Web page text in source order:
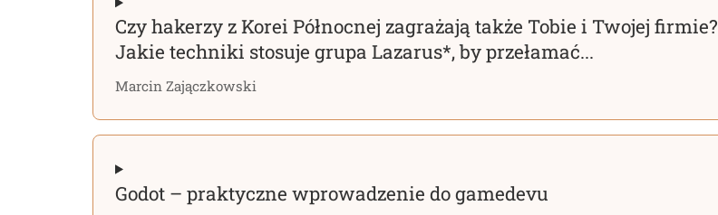
Czy hakerzy z Korei Północnej zagrażają także Tobie i Twojej firmie?
Jakie techniki stosuje grupa Lazarus*, by przełamać...
Marcin Zajączkowski
Godot – praktyczne wprowadzenie do gamedevu